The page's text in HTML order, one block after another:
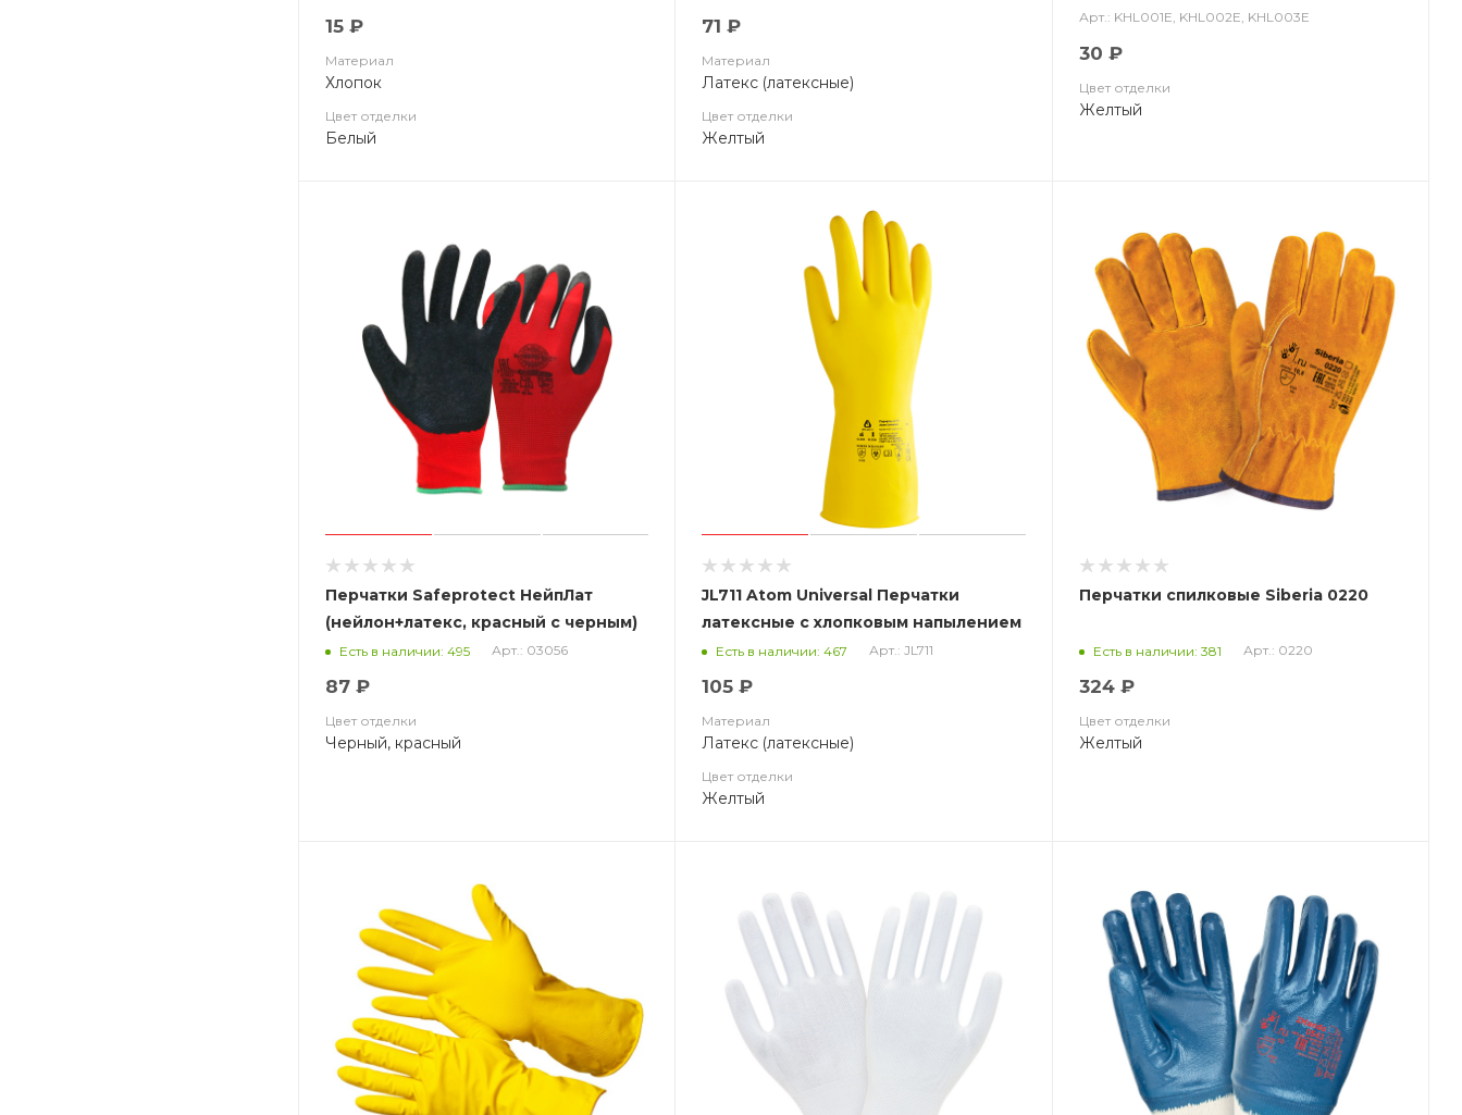
15 ₽
Материал
Хлопок
Цвет отделки
Белый
71 ₽
Материал
Латекс (латексные)
Цвет отделки
Желтый
Арт.: KHL001E, KHL002E, KHL003E
30 ₽
Цвет отделки
Желтый
Перчатки Safeprotect НейпЛат
(нейлон+латекс, красный с черным)
Есть в наличии: 495 Арт.: 03056
87 ₽
Цвет отделки
Черный, красный
JL711 Atom Universal Перчатки
латексные с хлопковым напылением
изнутри для защиты от
хим.воздействий
Есть в наличии: 467 Арт.: JL711
105 ₽
Материал
Латекс (латексные)
Цвет отделки
Желтый
Перчатки спилковые Siberia 0220
Есть в наличии: 381 Арт.: 0220
324 ₽
Цвет отделки
Желтый